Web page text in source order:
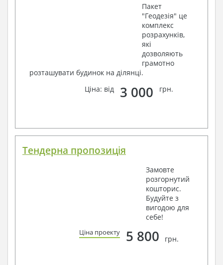
Пакет
"Геодезія" це
комплекс
розрахунків,
які
дозволяють
грамотно
розташувати будинок на ділянці.
Ціна: від
3 000 грн.
Тендерна пропозиція
Замовте
розгорнутий
кошторис.
Будуйте з
вигодою для
себе!
Ціна проекту 5 800 грн.